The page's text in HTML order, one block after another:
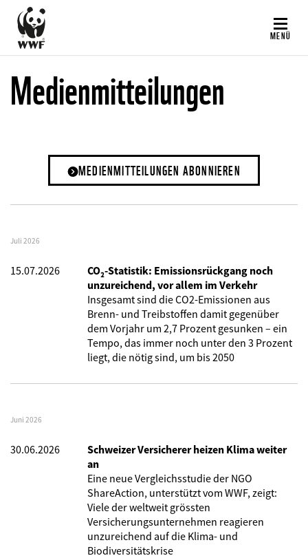
Direkt
zum
Inhalt
MENÜ
Medienmitteilungen
MEDIENMITTEILUNGEN ABONNIEREN
Juli 2026
15.07.2026
CO₂-Statistik: Emissionsrückgang noch
unzureichend, vor allem im Verkehr
Insgesamt sind die CO2-Emissionen aus
Brenn- und Treibstoffen damit gegenüber
dem Vorjahr um 2,7 Prozent gesunken – ein
Tempo, das immer noch unter den 3 Prozent
liegt, die nötig sind, um bis 2050
Juni 2026
30.06.2026
Schweizer Versicherer heizen Klima weiter
an
Eine neue Vergleichsstudie der NGO
ShareAction, unterstützt vom WWF, zeigt:
Viele der weltweit grössten
Versicherungsunternehmen reagieren
unzureichend auf die Klima- und
Biodiversitätskrise